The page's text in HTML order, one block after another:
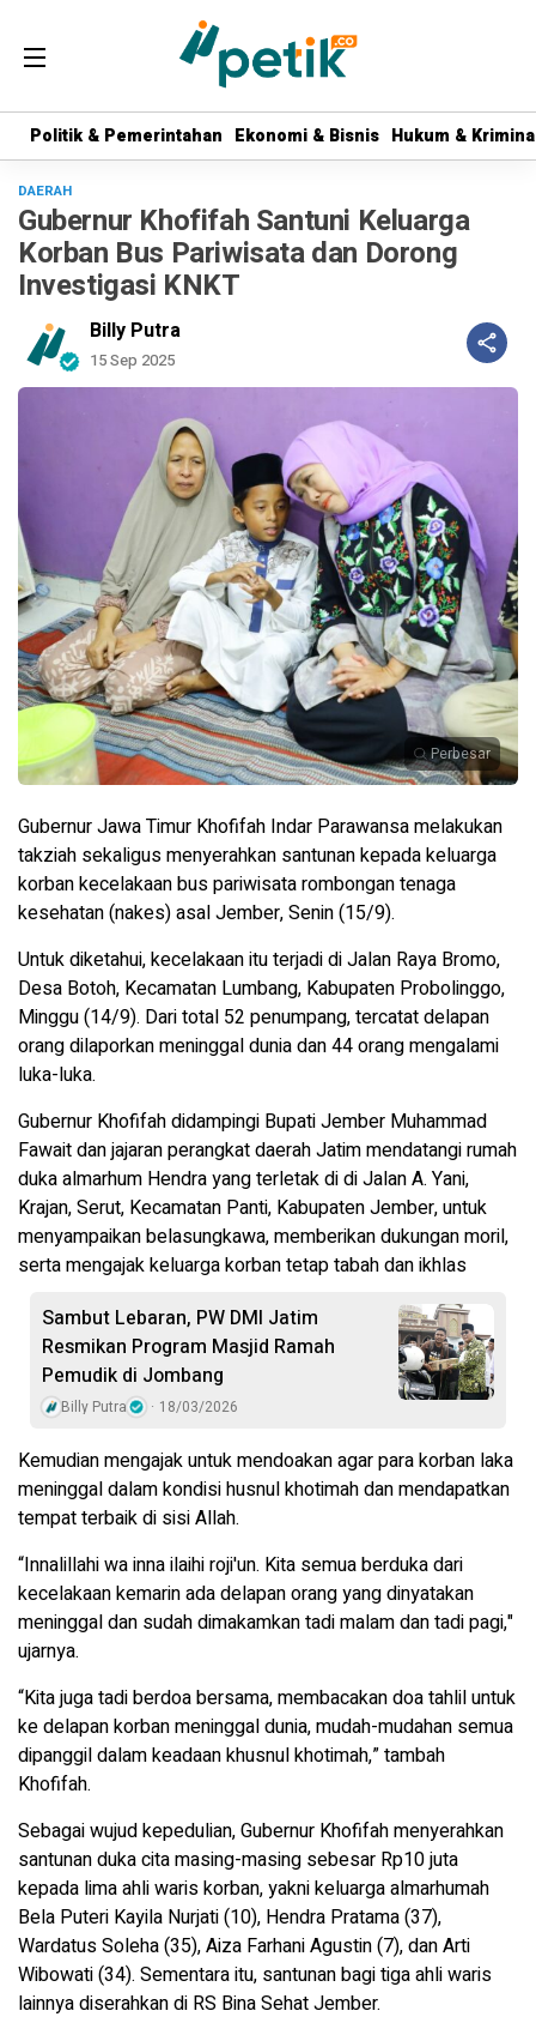
Politik & Pemerintahan Ekonomi & Bisnis Hukum &
Politik & Pemerintahan Ekonomi & Bisnis Hukum &
DAERAH
Gubernur Khofifah Santuni Keluarga
Korban Bus Pariwisata dan Dorong
Investigasi KNKT
Billy Putra
15 Sep 2025
Perbesar
Gubernur Jawa Timur Khofifah Indar Parawansa melakukan
takziah sekaligus menyerahkan santunan kepada keluarga
korban kecelakaan bus pariwisata rombongan tenaga
kesehatan (nakes) asal Jember, Senin (15/9).
Untuk diketahui, kecelakaan itu terjadi di Jalan Raya Bromo,
Desa Botoh, Kecamatan Lumbang, Kabupaten Probolinggo,
Minggu (14/9). Dari total 52 penumpang, tercatat delapan
orang dilaporkan meninggal dunia dan 44 orang mengalami
luka-luka.
Gubernur Khofifah didampingi Bupati Jember Muhammad
Fawait dan jajaran perangkat daerah Jatim mendatangi rumah
duka almarhum Hendra yang terletak di di Jalan A. Yani,
Krajan, Serut, Kecamatan Panti, Kabupaten Jember, untuk
menyampaikan belasungkawa, memberikan dukungan moril,
serta mengajak keluarga korban tetap tabah dan ikhlas
Sambut Lebaran, PW DMI Jatim
Resmikan Program Masjid Ramah
Pemudik di Jombang
Billy Putra 18/03/2026
Kemudian mengajak untuk mendoakan agar para korban laka
meninggal dalam kondisi husnul khotimah dan mendapatkan
tempat terbaik di sisi Allah.
“Innalillahi wa inna ilaihi roji'un. Kita semua berduka dari
kecelakaan kemarin ada delapan orang yang dinyatakan
meninggal dan sudah dimakamkan tadi malam dan tadi pagi,"
ujarnya.
“Kita juga tadi berdoa bersama, membacakan doa tahlil untuk
ke delapan korban meninggal dunia, mudah-mudahan semua
dipanggil dalam keadaan khusnul khotimah,” tambah
Khofifah.
Sebagai wujud kepedulian, Gubernur Khofifah menyerahkan
santunan duka cita masing-masing sebesar Rp10 juta
kepada lima ahli waris korban, yakni keluarga almarhumah
Bela Puteri Kayila Nurjati (10), Hendra Pratama (37),
Wardatus Soleha (35), Aiza Farhani Agustin (7), dan Arti
Wibowati (34). Sementara itu, santunan bagi tiga ahli waris
lainnya diserahkan di RS Bina Sehat Jember.